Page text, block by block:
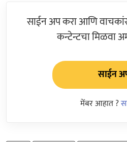
साईन अप करा आणि
कन्टेन्टचा मिळवा
साईन
मेंबर आहात ?